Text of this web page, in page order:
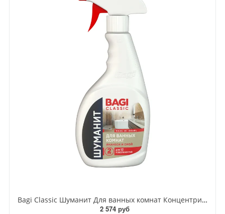
Bagi Classic Шуманит Для ванных комнат Концентрированная пена для комплексной уборки ванной комнаты 400 мл
2 574 руб